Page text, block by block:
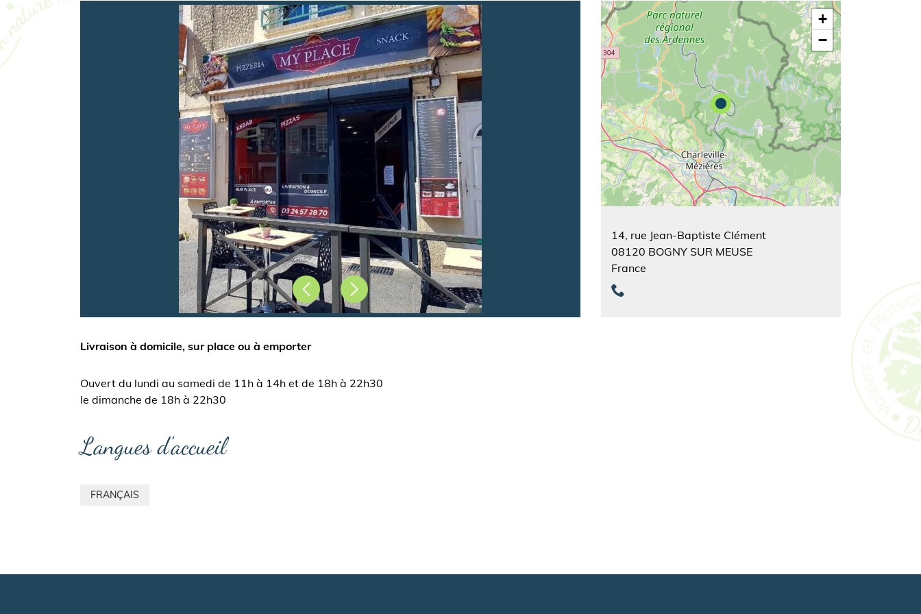
PrécédentSuivant
+
−
14, rue Jean-Baptiste Clément
08120 BOGNY SUR MEUSE
France
Livraison à domicile, sur place ou à emporter
Ouvert du lundi au samedi de 11h à 14h et de 18h à 22h30
le dimanche de 18h à 22h30
Langues d'accueil
FRANÇAIS